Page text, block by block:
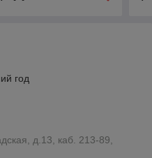
год
д.13, каб. 213-89,